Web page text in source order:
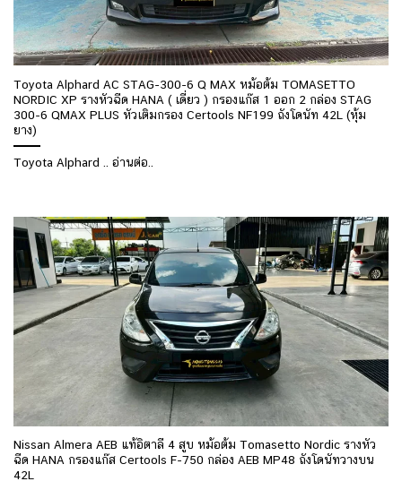
Toyota Alphard AC STAG-300-6 Q MAX หม้อต้ม TOMASETTO
NORDIC XP รางหัวฉีด HANA ( เดี่ยว ) กรองแก๊ส 1 ออก 2 กล่อง STAG
300-6 QMAX PLUS หัวเติมกรอง Certools NF199 ถังโดนัท 42L (หุ้ม
ยาง)
Toyota Alphard .. อ่านต่อ..
Nissan Almera AEB แท้อิตาลี 4 สูบ หม้อต้ม Tomasetto Nordic รางหัว
ฉีด HANA กรองแก๊ส Certools F-750 กล่อง AEB MP48 ถังโดนัทวางบน
42L